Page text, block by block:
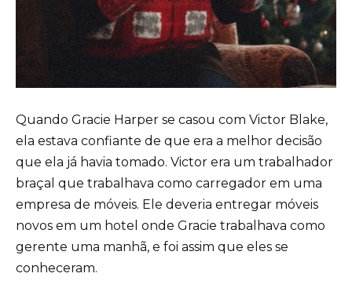
Quando Gracie Harper se casou com Victor Blake,
ela estava confiante de que era a melhor decisão
que ela já havia tomado. Victor era um trabalhador
braçal que trabalhava como carregador em uma
empresa de móveis. Ele deveria entregar móveis
novos em um hotel onde Gracie trabalhava como
gerente uma manhã, e foi assim que eles se
conheceram.